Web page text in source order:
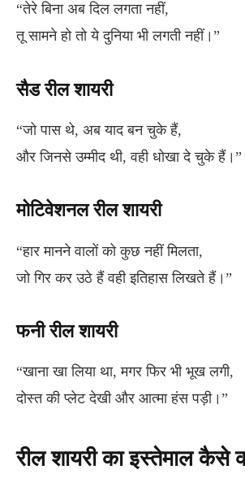
“तेरे बिना अब दिल लगता नहीं,
तू सामने हो तो ये दुनिया भी लगती नहीं।”
सैड रील शायरी
“जो पास थे, अब याद बन चुके हैं,
और जिनसे उम्मीद थी, वही धोखा दे चुके हैं।”
मोटिवेशनल रील शायरी
“हार मानने वालों को कुछ नहीं मिलता,
जो गिर कर उठे हैं वही इतिहास लिखते हैं।”
फनी रील शायरी
“खाना खा लिया था, मगर फिर भी भूख लगी,
दोस्त की प्लेट देखी और आत्मा हंस पड़ी।”
रील शायरी का इस्तेमाल कैसे